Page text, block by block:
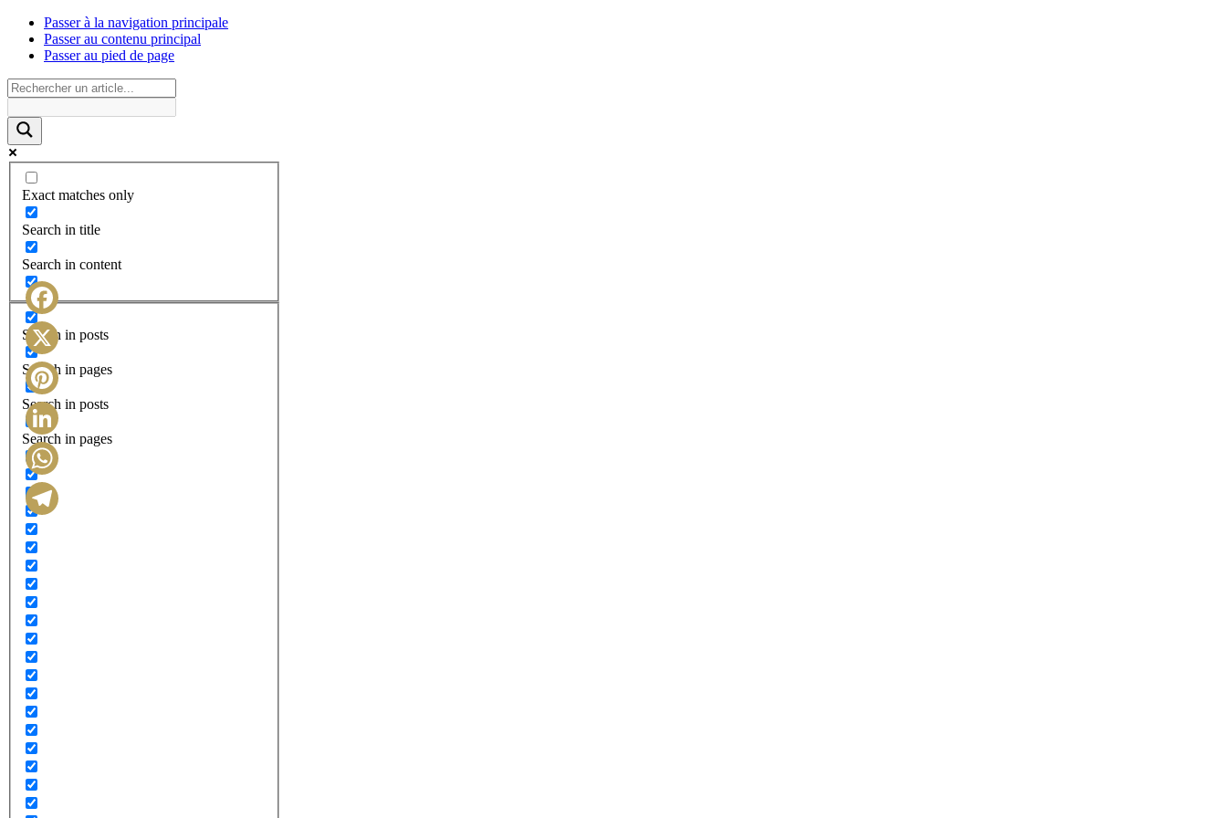
Passer à la navigation principale
Passer au contenu principal
Passer au pied de page
Exact matches only
Search in title
Search in content
Search in posts
Search in pages
Search in posts
Search in pages
Facebook
X
Pinterest
LinkedIn
WhatsApp
Telegram